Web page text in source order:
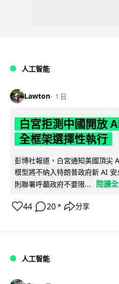
人工智能
Lawton 1 日
白宮拒測中國開放
全框架選擇性執行
彭博社報道，白宮通知美國頂尖
模型將不納入特朗普政府新 AI
則聯署呼籲政府不要限...
閱讀
44 20 ↗ 分享
人工智能